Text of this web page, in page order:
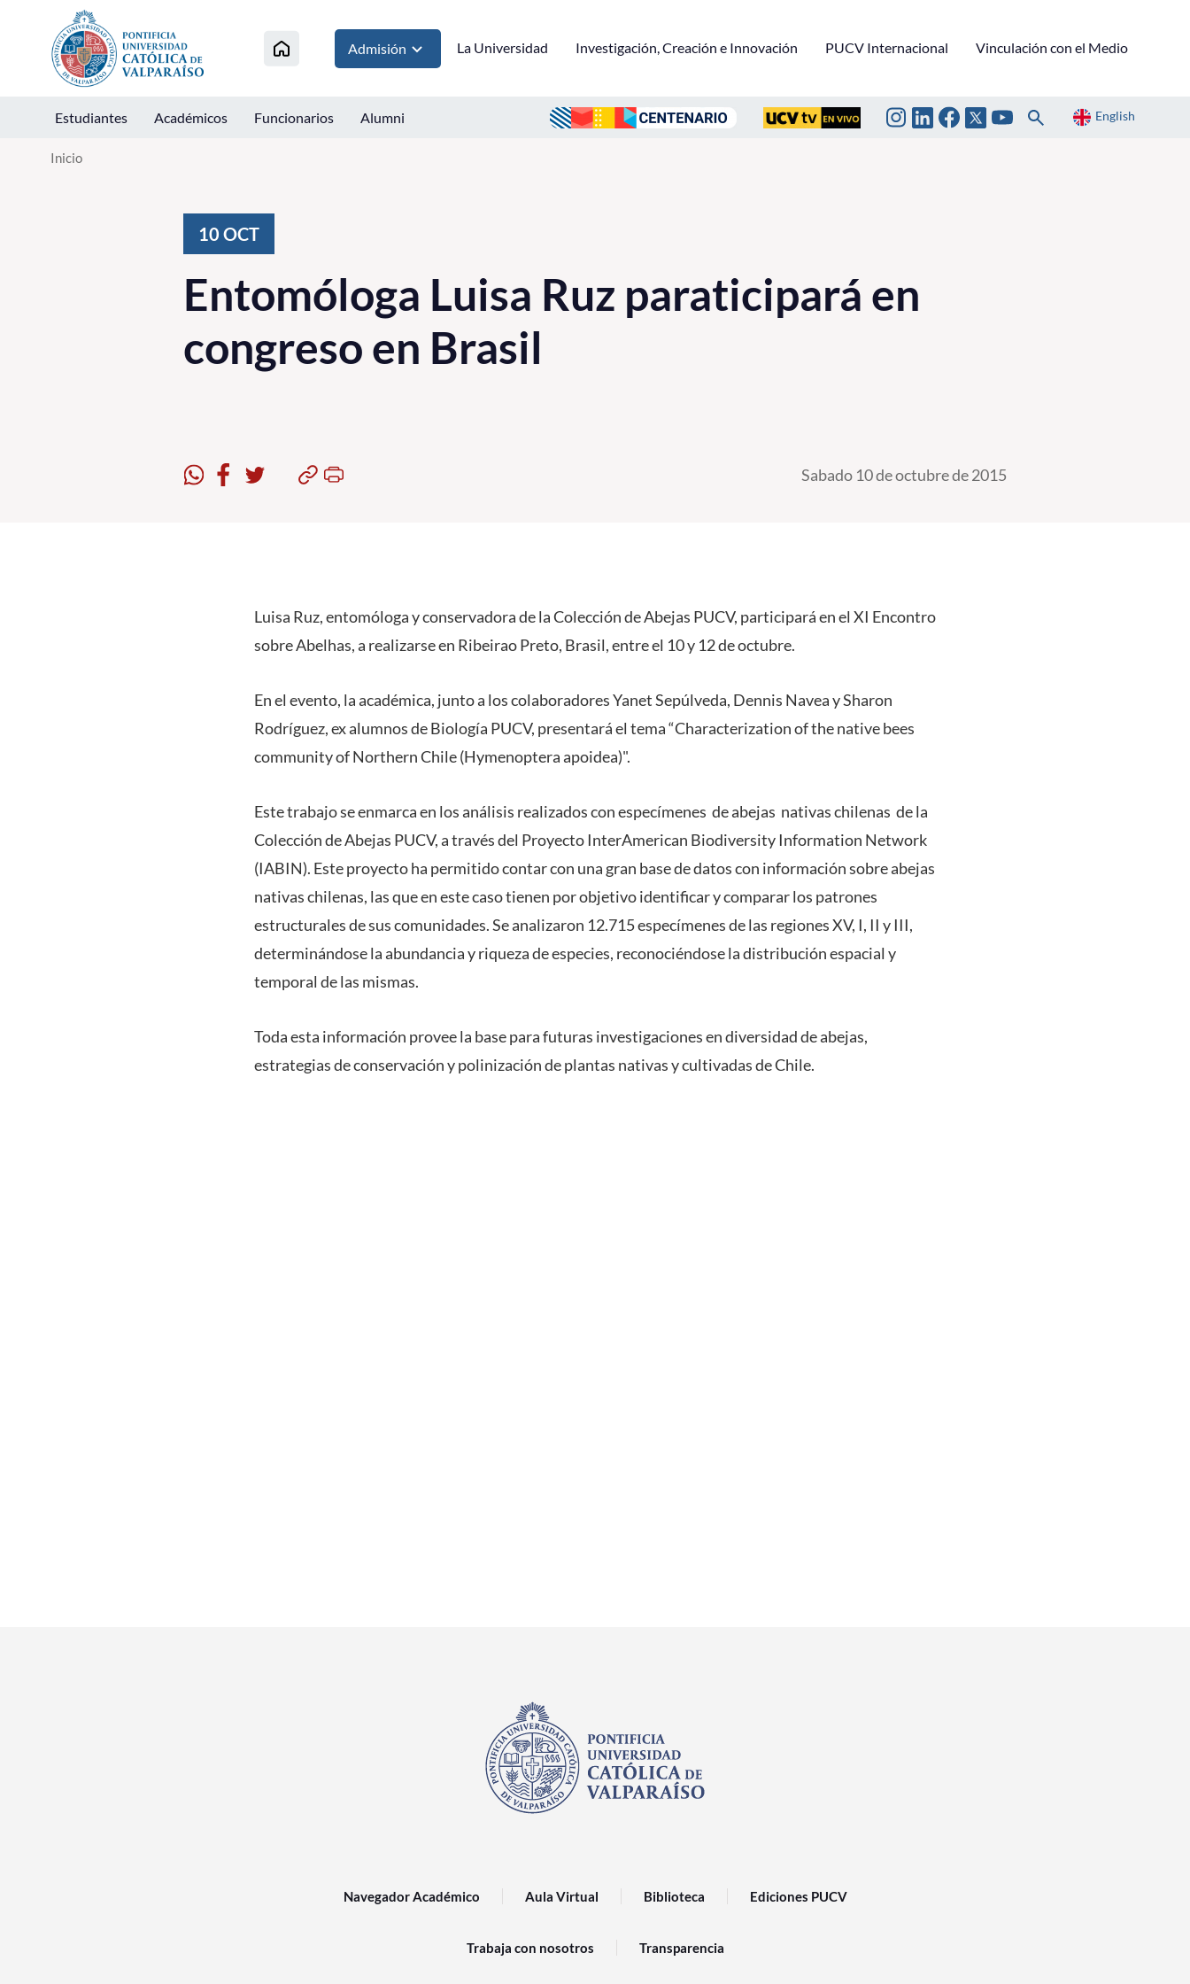
Click acá para ir directamente al contenido
Admisión La Universidad Investigación, Creación e Innovación PUCV Internacional Vinculación con el Medio
Estudiantes Académicos Funcionarios Alumni English
Inicio
10 OCT
Entomóloga Luisa Ruz paraticipará en
congreso en Brasil
Sabado 10 de octubre de 2015
Luisa Ruz, entomóloga y conservadora de la Colección de Abejas PUCV, participará en el XI Encontro
sobre Abelhas, a realizarse en Ribeirao Preto, Brasil, entre el 10 y 12 de octubre.
En el evento, la académica, junto a los colaboradores Yanet Sepúlveda, Dennis Navea y Sharon
Rodríguez, ex alumnos de Biología PUCV, presentará el tema “Characterization of the native bees
community of Northern Chile (Hymenoptera apoidea)".
Este trabajo se enmarca en los análisis realizados con especímenes de abejas nativas chilenas de la
Colección de Abejas PUCV, a través del Proyecto InterAmerican Biodiversity Information Network
(IABIN). Este proyecto ha permitido contar con una gran base de datos con información sobre abejas
nativas chilenas, las que en este caso tienen por objetivo identificar y comparar los patrones
estructurales de sus comunidades. Se analizaron 12.715 especímenes de las regiones XV, I, II y III,
determinándose la abundancia y riqueza de especies, reconociéndose la distribución espacial y
temporal de las mismas.
Toda esta información provee la base para futuras investigaciones en diversidad de abejas,
estrategias de conservación y polinización de plantas nativas y cultivadas de Chile.
Navegador Académico Aula Virtual Biblioteca Ediciones PUCV
Trabaja con nosotros Transparencia